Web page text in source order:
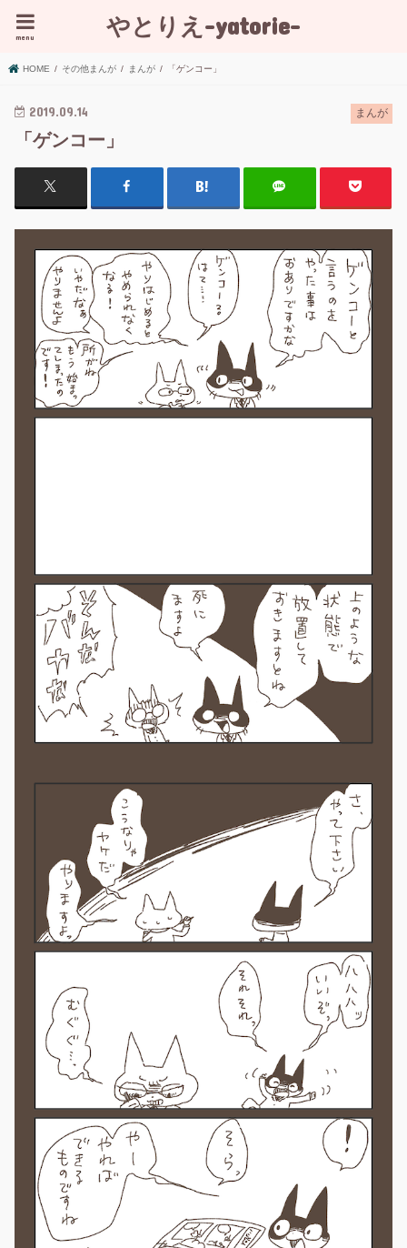
やとりえ-yatorie-
menu
HOME その他まんが まんが 「ゲンコー」
まんが
2019.09.14
「ゲンコー」